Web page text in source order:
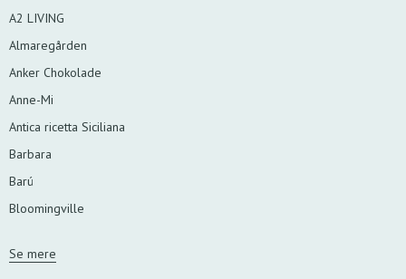
A2 LIVING
Almaregården
Anker Chokolade
Anne-Mi
Antica ricetta Siciliana
Barbara
Barú
Bloomingville
Se mere